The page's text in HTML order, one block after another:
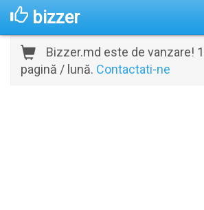
bizzer
Bizzer.md este de vanzare!
pagină / lună. Contactati-ne